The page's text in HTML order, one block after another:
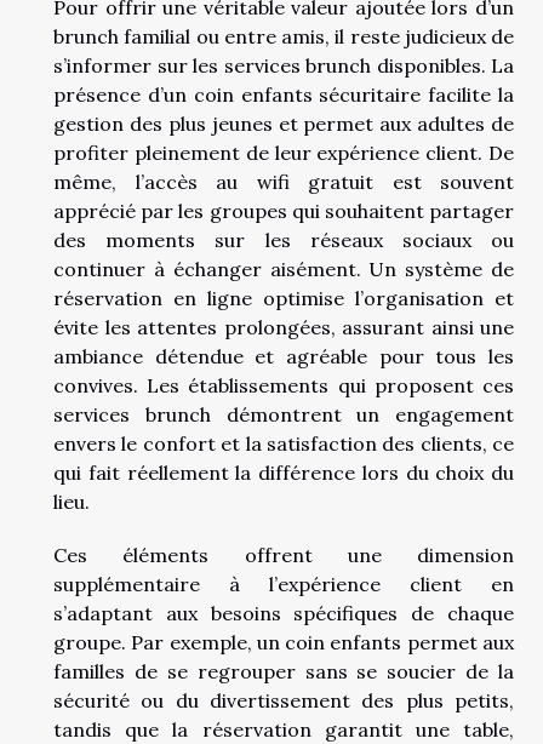
Pour offrir une véritable valeur ajoutée lors d’un
brunch familial ou entre amis, il reste judicieux de
s’informer sur les services brunch disponibles. La
présence d’un coin enfants sécuritaire facilite la
gestion des plus jeunes et permet aux adultes de
profiter pleinement de leur expérience client. De
même, l’accès au wifi gratuit est souvent
apprécié par les groupes qui souhaitent partager
des moments sur les réseaux sociaux ou
continuer à échanger aisément. Un système de
réservation en ligne optimise l’organisation et
évite les attentes prolongées, assurant ainsi une
ambiance détendue et agréable pour tous les
convives. Les établissements qui proposent ces
services brunch démontrent un engagement
envers le confort et la satisfaction des clients, ce
qui fait réellement la différence lors du choix du
lieu.
Ces éléments offrent une dimension
supplémentaire à l’expérience client en
s’adaptant aux besoins spécifiques de chaque
groupe. Par exemple, un coin enfants permet aux
familles de se regrouper sans se soucier de la
sécurité ou du divertissement des plus petits,
tandis que la réservation garantit une table,